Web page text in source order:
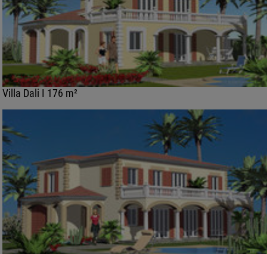
Villa Dali I 176 m²